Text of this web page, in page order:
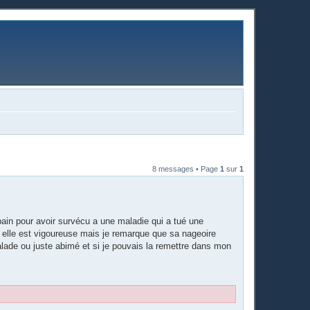
8 messages • Page 1 sur 1
pour avoir survécu a une maladie qui a tué une
est vigoureuse mais je remarque que sa nageoire
ou juste abimé et si je pouvais la remettre dans mon